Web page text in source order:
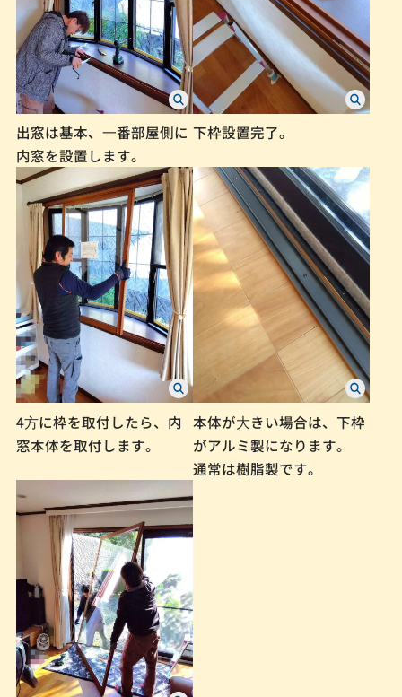
出窓は基本、⼀番部屋側に
内窓を設置します。
下枠設置完了。
4⽅に枠を取付したら、内
窓本体を取付します。
本体が⼤きい場合は、下枠
がアルミ製になります。
通常は樹脂製です。